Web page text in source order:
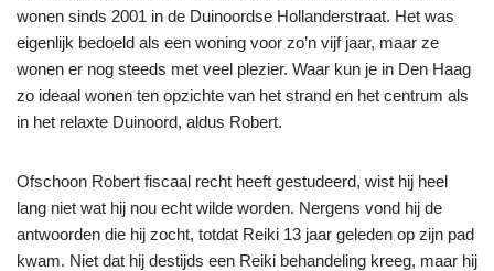
wonen sinds 2001 in de Duinoordse Hollanderstraat. Het was
eigenlijk bedoeld als een woning voor zo’n vijf jaar, maar ze
wonen er nog steeds met veel plezier. Waar kun je in Den Haag
zo ideaal wonen ten opzichte van het strand en het centrum als
in het relaxte Duinoord, aldus Robert.
Ofschoon Robert fiscaal recht heeft gestudeerd, wist hij heel
lang niet wat hij nou echt wilde worden. Nergens vond hij de
antwoorden die hij zocht, totdat Reiki 13 jaar geleden op zijn pad
kwam. Niet dat hij destijds een Reiki behandeling kreeg, maar hij